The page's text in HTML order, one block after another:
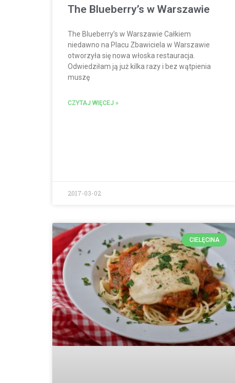
The Blueberry’s w Warszawie
The Blueberry’s w Warszawie Całkiem
niedawno na Placu Zbawiciela w Warszawie
otworzyła się nowa włoska restauracja.
Odwiedziłam ją już kilka razy i bez wątpienia
muszę
CZYTAJ WIĘCEJ »
2017-03-02
CIELĘCINA